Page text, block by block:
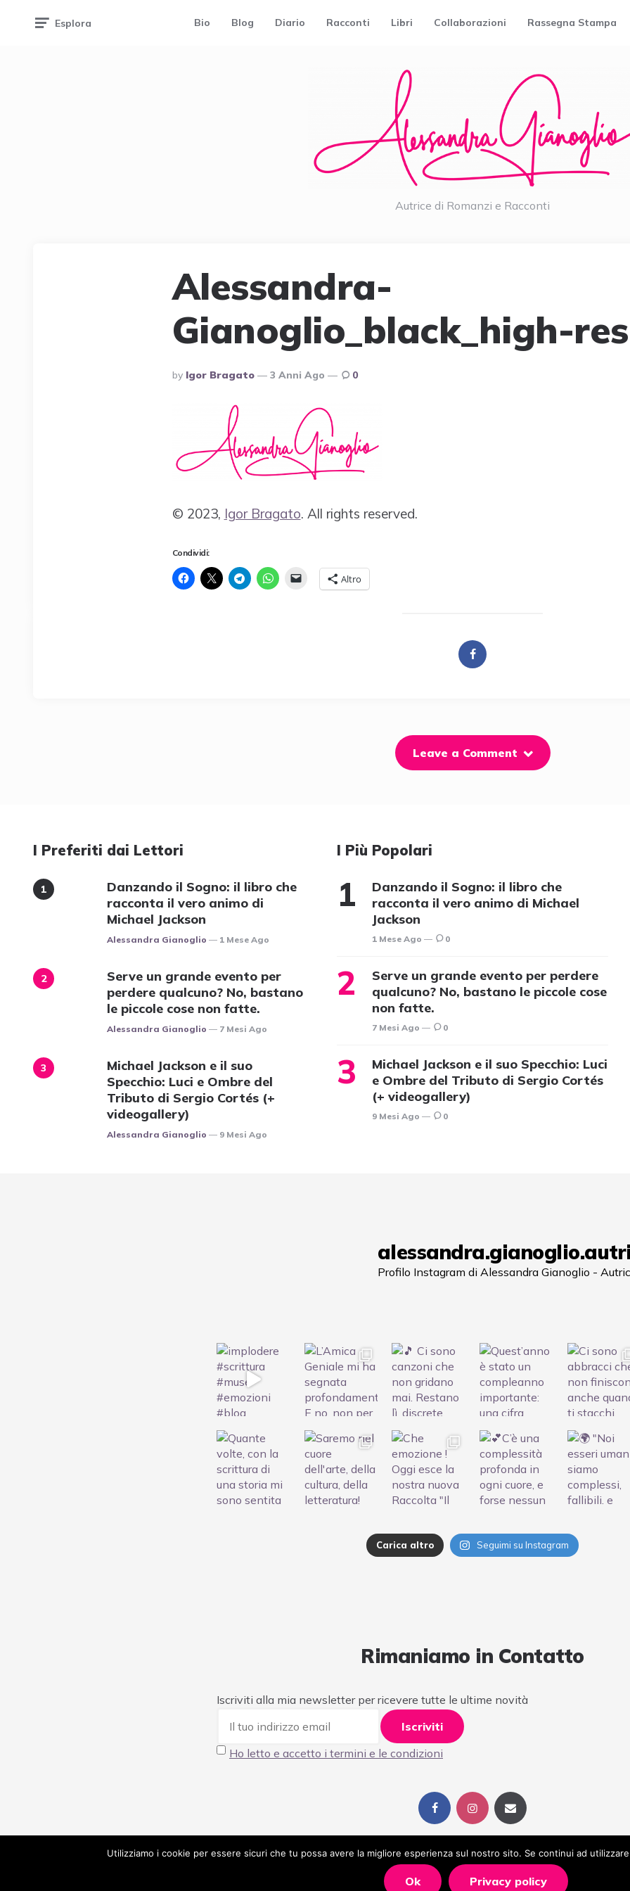
Esplora Bio Blog Diario Racconti Libri Collaborazioni Rassegna Stampa
Autrice di Romanzi e Racconti
Alessandra-
Gianoglio_black_high-
Posted
By
By Igor Bragato 3 Anni Ago 0
© 2023, Igor Bragato. All rights reserved.
Condividi:
Altro
Leave a Comment
I Preferiti dai Lettori
Danzando il Sogno: il libro che
racconta il vero animo di
Michael Jackson
Posted
Alessandra Gianoglio 1 Mese Ago
Serve un grande evento per
perdere qualcuno? No, bastano
le piccole cose non fatte.
Posted
Alessandra Gianoglio 7 Mesi Ago
Michael Jackson e il suo
Specchio: Luci e Ombre del
Tributo di Sergio Cortés (+
videogallery)
Posted
Alessandra Gianoglio 9 Mesi Ago
I Più Popolari
Danzando il Sogno: il libro che
racconta il vero animo di Michael
Jackson
1 Mese Ago 0
Serve un grande evento per perdere
qualcuno? No, bastano le piccole cose
non fatte.
7 Mesi Ago 0
Michael Jackson e il suo Specchio: Luci
e Ombre del Tributo di Sergio Cortés
(+ videogallery)
9 Mesi Ago 0
Profilo Instagram di Alessandra Gianoglio -
Carica altro Seguimi su Instagram
Rimaniamo in Contatto
Iscriviti alla mia newsletter per ricevere tutte le ultime novità
Ho letto e accetto i termini e le condizioni
Utilizziamo i cookie per essere sicuri che tu possa avere la migliore esperienza sul nostro sito. Se continui ad
Ok Privacy policy